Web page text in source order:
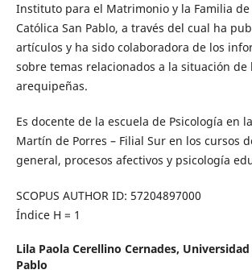
Instituto para el Matrimonio y la Familia
Católica San Pablo, a través del cual ha
artículos y ha sido colaboradora de los
sobre temas relacionados a la situación de
arequipeñas.
Es docente de la escuela de Psicología en
Martín de Porres – Filial Sur en los cursos
general, procesos afectivos y psicología
SCOPUS AUTHOR ID: 57204897000
Índice H = 1
Lila Paola Cerellino Cernades, Universidad
Pablo